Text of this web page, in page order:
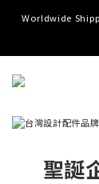
Worldwide
Worldwide
Limited
Limited Event,
聖誕